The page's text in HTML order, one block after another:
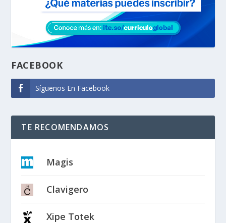
FACEBOOK
Síguenos En Facebook
TE RECOMENDAMOS
Magis
Clavigero
Xipe Totek